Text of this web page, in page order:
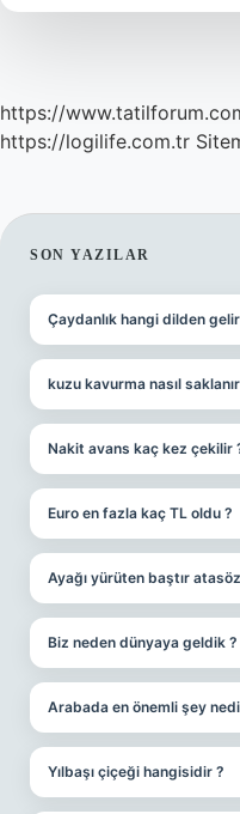
Mu
https://
https://logilife.com.tr
SIDEBAR
SON YAZILAR
Çaydanlık hangi dilden
kuzu kavurma nasıl
Nakit avans kaç kez çekilir
Euro en fazla kaç TL oldu ?
Ayağı yürüten baştır
Biz neden dünyaya geldik ?
Arabada en önemli şey
Yılbaşı çiçeği hangisidir ?